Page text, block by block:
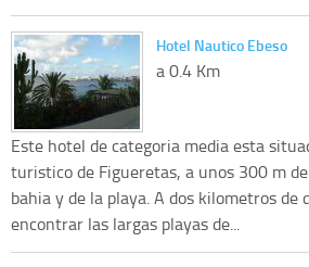
Hotel Nautico Ebeso
a 0.4 Km
Este hotel de categoria media esta
turistico de Figueretas, a unos 300 m
bahia y de la playa. A dos kilometros de
encontrar las largas playas de...